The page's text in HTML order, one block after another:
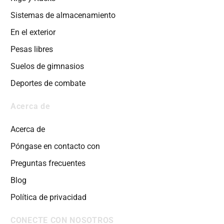
Sistemas de almacenamiento
En el exterior
Pesas libres
Suelos de gimnasios
Deportes de combate
Acerca de
Acerca de
Póngase en contacto con
Preguntas frecuentes
Blog
Política de privacidad
CONECTE CON NOSOTROS